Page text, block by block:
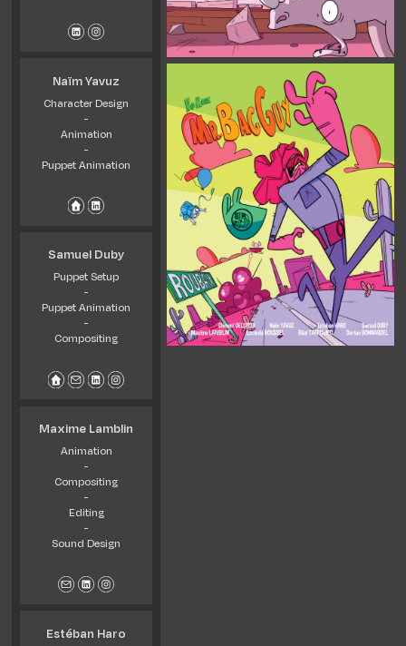
Naïm Yavuz
Character Design
-
Animation
-
Puppet Animation
Samuel Duby
Puppet Setup
-
Puppet Animation
-
Compositing
Maxime Lamblin
Animation
-
Compositing
-
Editing
-
Sound Design
Estéban Haro